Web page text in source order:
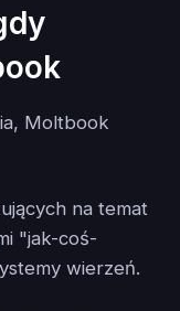
Moltbook
na temat
"jak-coś-
wierzeń.